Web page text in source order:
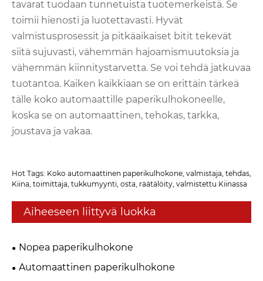
tavarat tuodaan tunnetuista tuotemerkeistä. Se
toimii hienosti ja luotettavasti. Hyvät
valmistusprosessit ja pitkäaikaiset bitit tekevät
siitä sujuvasti, vähemmän hajoamismuutoksia ja
vähemmän kiinnitystarvetta. Se voi tehdä jatkuvaa
tuotantoa. Kaiken kaikkiaan se on erittäin tärkeä
tälle koko automaattille paperikulhokoneelle,
koska se on automaattinen, tehokas, tarkka,
joustava ja vakaa.
Hot Tags: Koko automaattinen paperikulhokone, valmistaja, tehdas,
Kiina, toimittaja, tukkumyynti, osta, räätälöity, valmistettu Kiinassa
Aiheeseen liittyvä luokka
Nopea paperikulhokone
Automaattinen paperikulhokone